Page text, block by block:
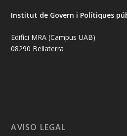
Institut de Govern i Polítiques
Edifici MRA (Campus UAB)
08290 Bellaterra
AVISO LEGAL